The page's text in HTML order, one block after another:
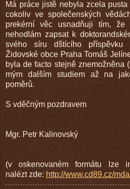
Má práce jistě nebyla zcela
cokoliv ve společenských
prekérní věc usnadňuji tím,
nehodlám zapsat k
svého síru dštícího příspěvku
Židovské obce Praha Tomáš
byla de facto stejně znemožněna
mým dalším studiem až na
poměrů.
S vděčným pozdravem
Mgr. Petr Kalinovský
(v oskenovaném formátu lze
nalézt zde: http://www.cd89.cz/